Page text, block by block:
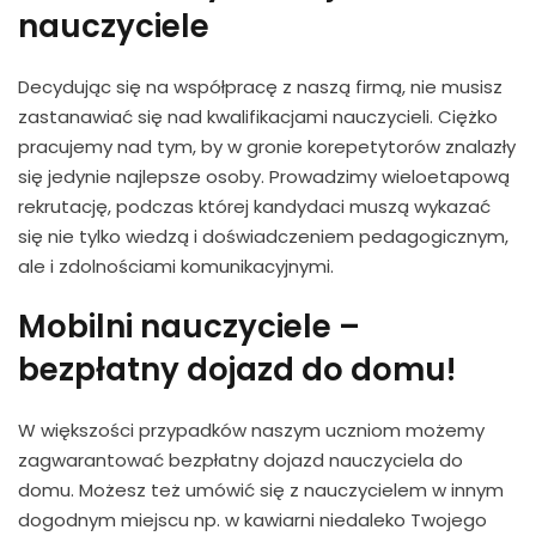
nauczyciele
Decydując się na współpracę z naszą firmą, nie musisz
zastanawiać się nad kwalifikacjami nauczycieli. Ciężko
pracujemy nad tym, by w gronie korepetytorów znalazły
się jedynie najlepsze osoby. Prowadzimy wieloetapową
rekrutację, podczas której kandydaci muszą wykazać
się nie tylko wiedzą i doświadczeniem pedagogicznym,
ale i zdolnościami komunikacyjnymi.
Mobilni nauczyciele –
bezpłatny dojazd do domu!
W większości przypadków naszym uczniom możemy
zagwarantować bezpłatny dojazd nauczyciela do
domu. Możesz też umówić się z nauczycielem w innym
dogodnym miejscu np. w kawiarni niedaleko Twojego